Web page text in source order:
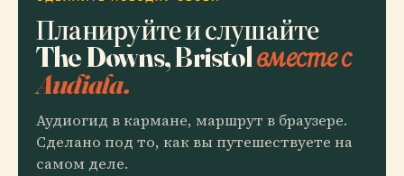
Планируйте и слушайте
The Downs, Bristolвместе с
Audiala.
Аудиогид в кармане, маршрут в браузере.
Сделано под то, как вы путешествуете на
самом деле.